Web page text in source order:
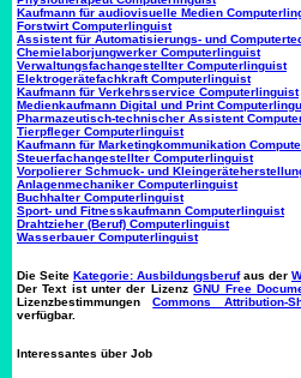
Kaufmann für audiovisuelle Medien
Forstwirt Computerlinguist
Assistent für Automatisierungs- und
Chemielaborjungwerker Computerlinguist
Verwaltungsfachangestellter Computerlinguist
Elektrogerätefachkraft Computerlinguist
Kaufmann für Verkehrsservice Computerlinguist
Medienkaufmann Digital und Print
Pharmazeutisch-technischer Assistent
Tierpfleger Computerlinguist
Kaufmann für Marketingkommunikation
Steuerfachangestellter Computerlinguist
Vorpolierer Schmuck- und
Anlagenmechaniker Computerlinguist
Buchhalter Computerlinguist
Sport- und Fitnesskaufmann Computerlinguist
Drahtzieher (Beruf) Computerlinguist
Wasserbauer Computerlinguist
Die Seite Kategorie: Ausbildungsberufaus der
Der Text ist unter der LizenzGNU Free
LizenzbestimmungenCommons Attribution-
verfügbar.
Interessantes über Job